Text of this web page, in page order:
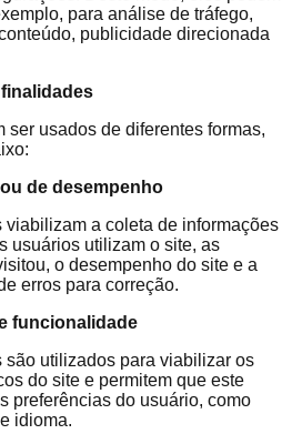
para análise de tráfego,
publicidade direcionada
ser usados de diferentes formas,
de desempenho
viabilizam a coleta de informações
usuários utilizam o site, as
o desempenho do site e a
erros para correção.
funcionalidade
são utilizados para viabilizar os
do site e permitem que este
preferências do usuário, como
idioma.